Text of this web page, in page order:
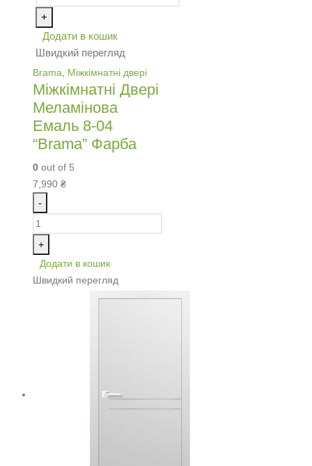
+
Додати в кошик
Швидкий перегляд
Brama Міжкімнатні двері
Міжкімнатні Двері
Меламінова
Емаль 8-04
“Brama” Фарба
0 out of 5
7,990 ₴
-
+
Додати в кошик
Швидкий перегляд